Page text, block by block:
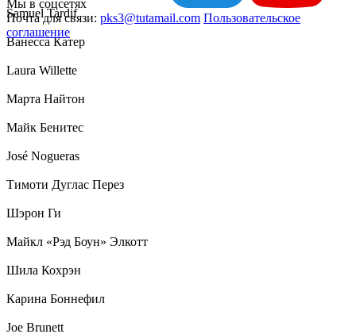
Samuel Tardif
Ванесса Катер
Laura Willette
Марта Найтон
Майк Бенитес
José Nogueras
Тимоти Дуглас Перез
Шэрон Ги
Майкл «Рэд Боун» Элкотт
Шила Кохрэн
Карина Боннефил
Joe Brunett
Мы в соцсетях
Почта для связи: pks3@tutamail.com Пользовательское
соглашение